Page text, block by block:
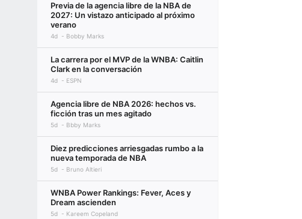
Previa de la agencia libre de la NBA de
2027: Un vistazo anticipado al próximo
verano
4d Bobby Marks
La carrera por el MVP de la WNBA: Caitlin
Clark en la conversación
4d ESPN
Agencia libre de NBA 2026: hechos vs.
ficción tras un mes agitado
5d Bbby Marks
Diez predicciones arriesgadas rumbo a la
nueva temporada de NBA
5d Bruno Altieri
WNBA Power Rankings: Fever, Aces y
Dream ascienden
5d Kareem Copeland